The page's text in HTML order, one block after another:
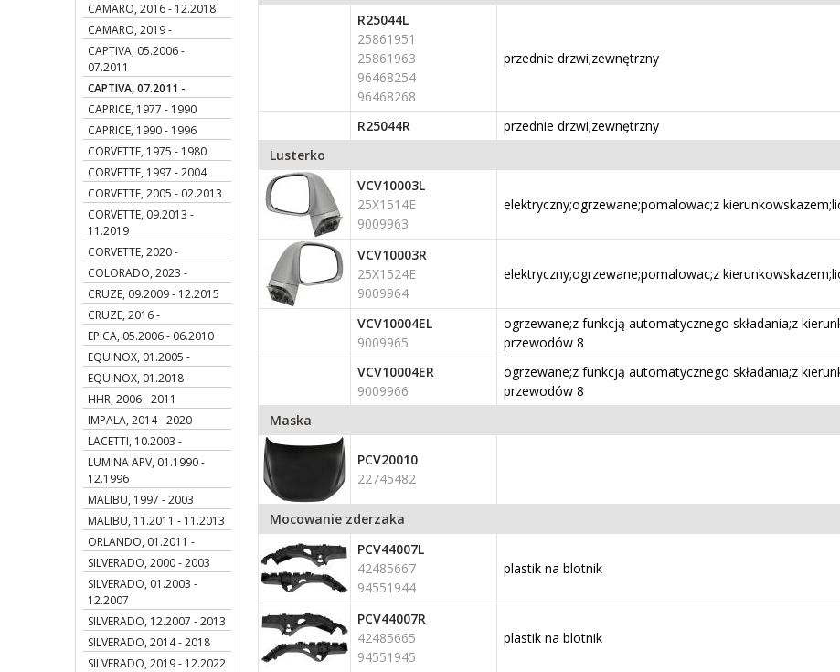
R25044L
25861951
25861963
96468254
96468268
przednie drzwi;zewnętrzny
R25044R
przednie drzwi;zewnętrzny
Lusterko
VCV10003L
25X1514E
9009963
elektryczny;ogrzewane;pomalowac;z
VCV10003R
25X1524E
9009964
elektryczny;ogrzewane;pomalowac;z
VCV10004EL
9009965
ogrzewane;z funkcją automatycznego składania;z
przewodów 8
VCV10004ER
9009966
ogrzewane;z funkcją automatycznego składania;z
przewodów 8
Maska
PCV20010
22745482
Mocowanie zderzaka
PCV44007L
42485667
94551944
plastik na blotnik
PCV44007R
42485665
94551945
plastik na blotnik
CAMARO, 2016 - 12.2018
CAMARO, 2019 -
CAPTIVA, 05.2006 -
07.2011
CAPTIVA, 07.2011 -
CAPRICE, 1977 - 1990
CAPRICE, 1990 - 1996
CORVETTE, 1975 - 1980
CORVETTE, 1997 - 2004
CORVETTE, 2005 - 02.2013
CORVETTE, 09.2013 -
11.2019
CORVETTE, 2020 -
COLORADO, 2023 -
CRUZE, 09.2009 - 12.2015
CRUZE, 2016 -
EPICA, 05.2006 - 06.2010
EQUINOX, 01.2005 -
EQUINOX, 01.2018 -
HHR, 2006 - 2011
IMPALA, 2014 - 2020
LACETTI, 10.2003 -
LUMINA APV, 01.1990 -
12.1996
MALIBU, 1997 - 2003
MALIBU, 11.2011 - 11.2013
ORLANDO, 01.2011 -
SILVERADO, 2000 - 2003
SILVERADO, 01.2003 -
12.2007
SILVERADO, 12.2007 - 2013
SILVERADO, 2014 - 2018
SILVERADO, 2019 - 12.2022